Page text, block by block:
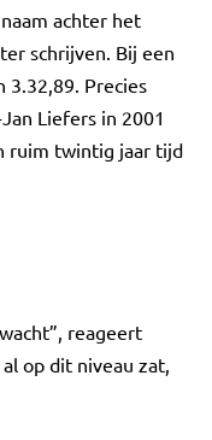
achter het
schrijven. Bij een
3.32,89. Precies
Liefers in 2001
ruim twintig jaar tijd
reageert
op dit niveau zat,